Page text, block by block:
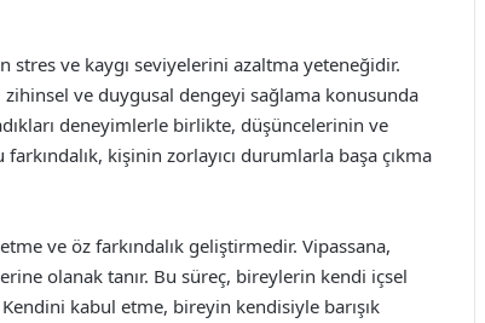
stres ve kaygı seviyelerini azaltma yeteneğidir.
ve duygusal dengeyi sağlama konusunda
deneyimlerle birlikte, düşüncelerinin ve
kişinin zorlayıcı durumlarla başa çıkma
ve öz farkındalık geliştirmedir. Vipassana,
olanak tanır. Bu süreç, bireylerin kendi içsel
kabul etme, bireyin kendisiyle barışık